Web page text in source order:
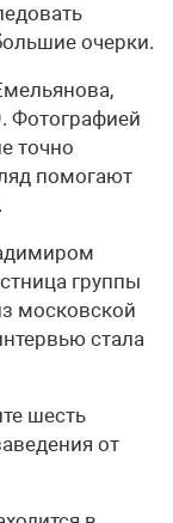
очерки.
Фотографией
точно
помогают
группы
московской
стала
шесть
от